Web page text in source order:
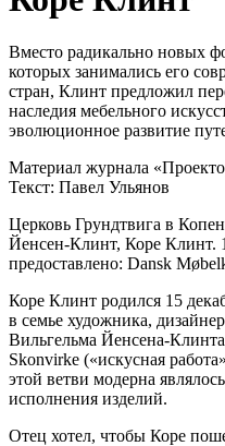
Вместо радикально новых
которых занимались его
стран, Клинт предложил
наследия мебельного
эволюционное развитие
Материал журнала
Текст: Павел Ульянов
Церковь Грундтвига в
Йенсен-Клинт, Коре Клинт.
предоставлено: Dansk
Коре Клинт родился 15
в семье художника,
Вильгельма Йенсена-
Skonvirke («искусная
этой ветви модерна
исполнения изделий.
Отец хотел, чтобы Коре